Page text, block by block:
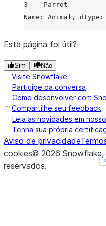
3    Parrot
Name: Animal,
Esta página foi útil?
Sim Não
Visite Snowflake
Participe da conversa
Como desenvolver com
Compartilhe seu feedback
Leia as novidades em
Tenha sua própria
Aviso de privacidade
cookies© 2026
reservados.